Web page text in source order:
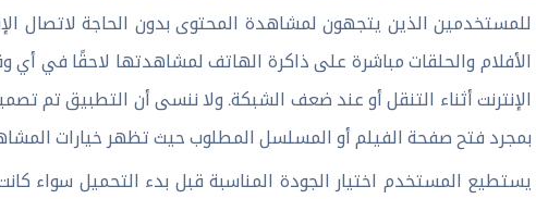
للمستخدمين الذين يتجهون لمشاهدة المحتوى بدون الحاجة لاتصال
الأفلام والحلقات مباشرة على ذاكرة الهاتف لمشاهدتها لاحقًا في
الإنترنت أثناء التنقل أو عند ضعف الشبكة. ولا ننسى أن التطبيق تم
بمجرد فتح صفحة الفيلم أو المسلسل المطلوب حيث تظهر خيارات